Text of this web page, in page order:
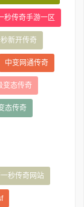
秒传奇手游一区
新开传奇
中变网通传奇
变态传奇
态传奇
一秒传奇网站